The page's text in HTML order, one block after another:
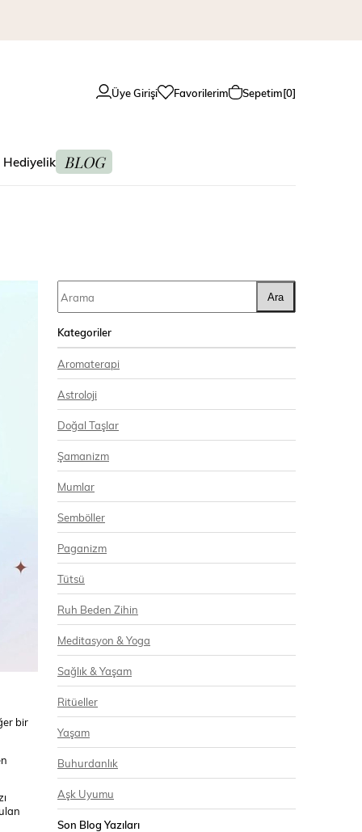
Üye Girişi Favorilerim Sepetim 0
BLOG
bir
Ara
Kategoriler
Aromaterapi
Astroloji
Doğal Taşlar
Şamanizm
Mumlar
Semböller
Paganizm
Tütsü
Ruh Beden Zihin
Meditasyon & Yoga
Sağlık & Yaşam
Ritüeller
Yaşam
Buhurdanlık
Aşk Uyumu
Son Blog Yazıları